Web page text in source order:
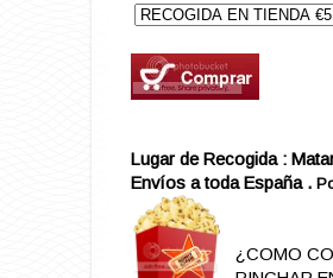
Lugar de Recogida :
Envíos a toda España .
¿COMO